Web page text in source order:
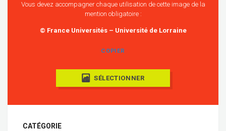
Vous devez accompagner chaque utilisation de cette image de la
mention obligatoire :
© France Universités – Université de Lorraine
COPIER
SÉLECTIONNER
CATÉGORIE